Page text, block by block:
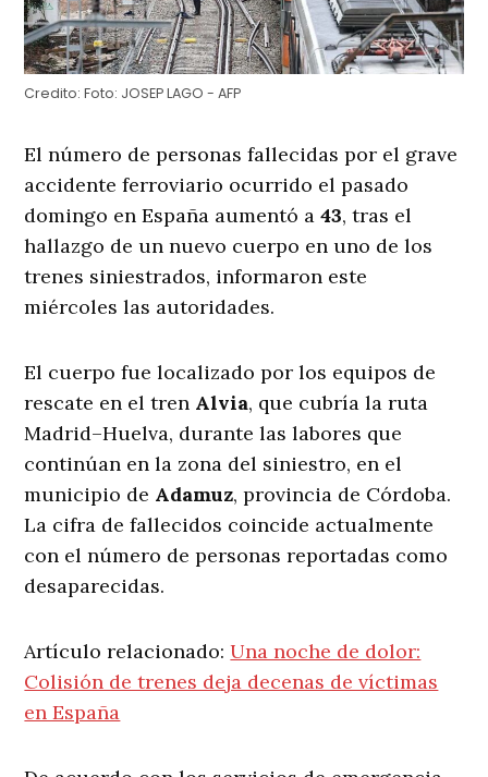
Credito: Foto: JOSEP LAGO - AFP
El número de personas fallecidas por el grave
accidente ferroviario ocurrido el pasado
domingo en España aumentó a43, tras el
hallazgo de un nuevo cuerpo en uno de los
trenes siniestrados, informaron este
miércoles las autoridades.
El cuerpo fue localizado por los equipos de
rescate en el tren Alvia, que cubría la ruta
Madrid–Huelva, durante las labores que
continúan en la zona del siniestro, en el
municipio de Adamuz, provincia de Córdoba.
La cifra de fallecidos coincide actualmente
con el número de personas reportadas como
desaparecidas.
Artículo relacionado:Una noche de dolor:
Colisión de trenes deja decenas de víctimas
en España